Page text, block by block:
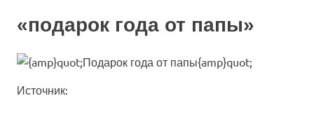
«подарок года от папы»
Источник: